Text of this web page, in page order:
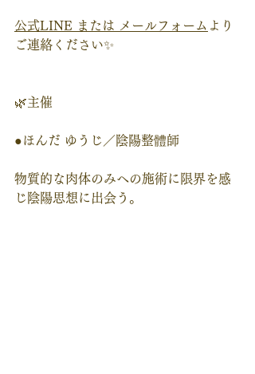
公式LINE または メールフォーム より
ご連絡ください✨
🌿主催
●ほんだ ゆうじ／陰陽整體師
物質的な肉体のみへの施術に限界を感
じ陰陽思想に出会う。